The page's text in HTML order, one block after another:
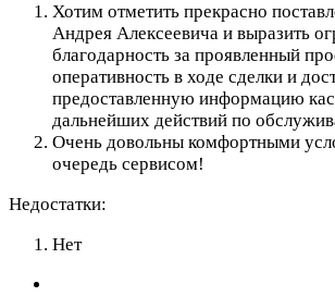
Хотим отметить прекрасно
Андрея Алексеевича и выразить
благодарность за проявленный
оперативность в ходе сделки и
предоставленную информацию
дальнейших действий по
Очень довольны комфортными
очередь сервисом!
Недостатки:
Нет